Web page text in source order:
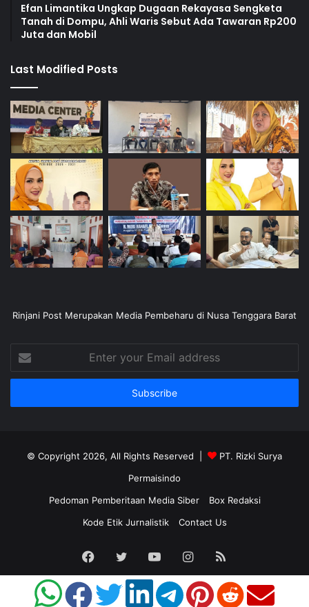
Efan Limantika Ungkap Dugaan Rekayasa Sengketa
Tanah di Dompu, Ahli Waris Sebut Ada Tawaran Rp200
Juta dan Mobil
Last Modified Posts
Rinjani Post Merupakan Media Pembeharu di Nusa Tenggara Barat
your
Email
© Copyright 2026, All Rights Reserved |
PT. Rizki Surya
Permaisindo
Pedoman Pemberitaan Media Siber
Box Redaksi
Kode Etik Jurnalistik
Contact Us
Facebook
Twitter YouTubeInstagram